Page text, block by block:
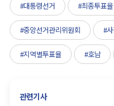
#대통령선거 #최종투표율
#중앙선거관리위원회 #
#지역별투표율 #호남
관련기사